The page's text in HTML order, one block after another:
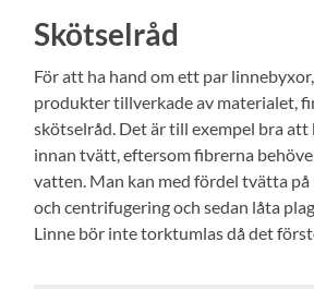
Skötselråd
För att ha hand om ett par
produkter tillverkade av materialet,
skötselråd. Det är till exempel bra
innan tvätt, eftersom fibrerna
vatten. Man kan med fördel tvätta
och centrifugering och sedan låta
Linne bör inte torktumlas då det